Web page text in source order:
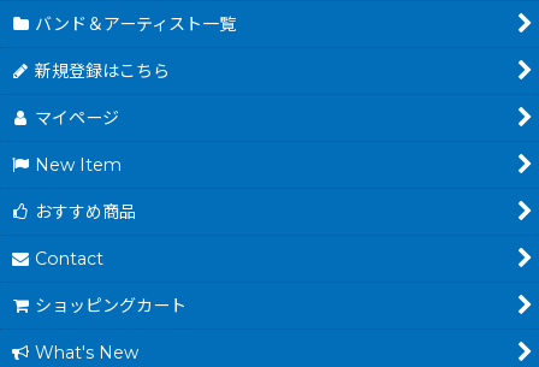
バンド＆アーティスト一覧
新規登録はこちら
マイページ
New Item
おすすめ商品
Contact
ショッピングカート
What's New